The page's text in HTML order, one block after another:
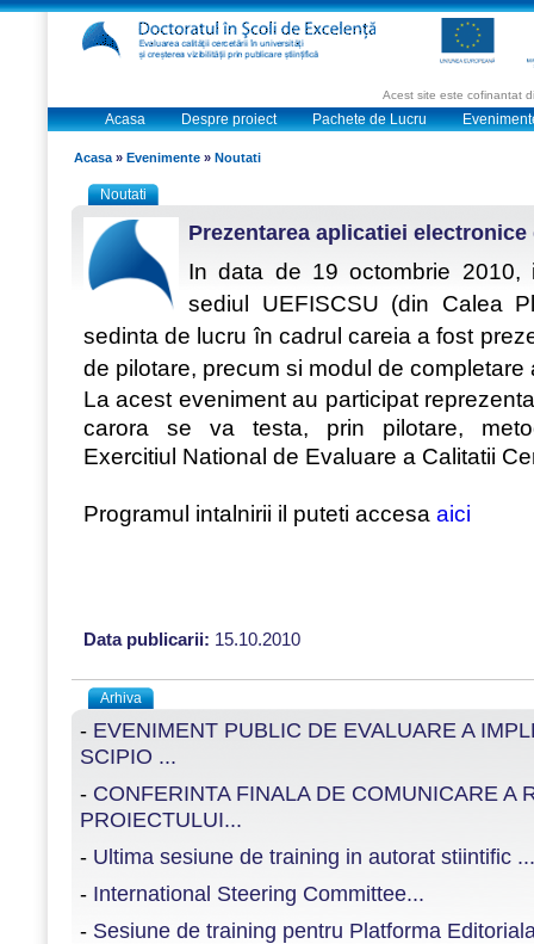
Acest site este cofinantat
Acasa Despre proiect Pachete de Lucru
Acasa » Evenimente » Noutati
Noutati
Prezentarea aplicatiei
In data de 19 octombrie
sediul UEFISCSU (din Calea
sedinta de lucru în cadrul careia a fost
de pilotare, precum si modul de completare
La acest eveniment au participat
carora se va testa, prin pilotare,
Exercitiul National de Evaluare a Calitatii
Programul intalnirii il puteti accesa aici
Data publicarii: 15.10.2010
Arhiva
- EVENIMENT PUBLIC DE EVALUARE A
SCIPIO ...
- CONFERINTA FINALA DE COMUNICARE A
PROIECTULUI...
- Ultima sesiune de training in autorat stiintific ...
- International Steering Committee...
- Sesiune de training pentru Platforma